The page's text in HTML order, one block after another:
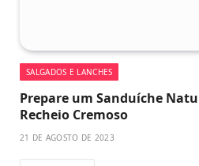
SALGADOS E LANCHES
Prepare um Sanduíche
Recheio Cremoso
21 DE AGOSTO DE 2023